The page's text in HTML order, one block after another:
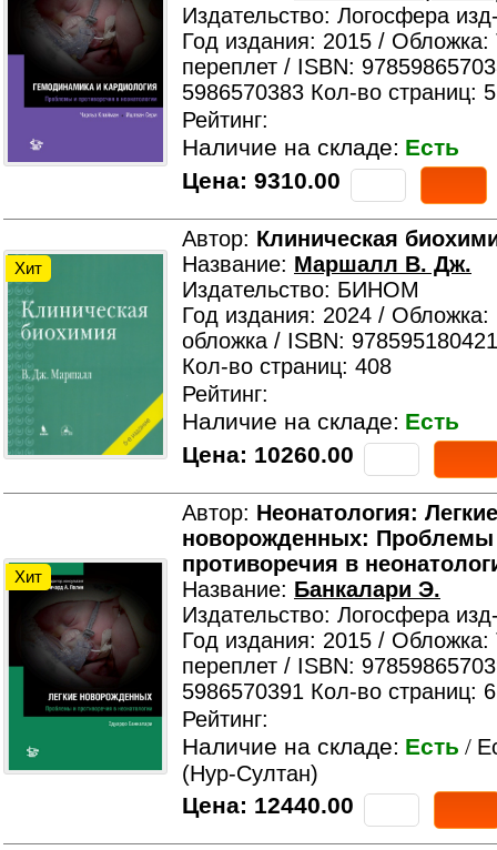
Издательство: Логосфера
Год издания: 2015 /
переплет / ISBN:
5986570383 Кол-во страниц:
Рейтинг:
Наличие на складе: Есть
Цена: 9310.00
Хит
Автор: Клиническая
Название: Маршалл В. Дж.
Издательство: БИНОМ
Год издания: 2024 / Обложка:
обложка / ISBN:
Кол-во страниц: 408
Рейтинг:
Наличие на складе: Есть
Цена: 10260.00
Хит
Автор: Неонатология: Легкие
новорожденных: Проблемы
противоречия в
Название: Банкалари Э.
Издательство: Логосфера
Год издания: 2015 /
переплет / ISBN:
5986570391 Кол-во страниц:
Рейтинг:
Наличие на складе: Есть /
(Нур-Султан)
Цена: 12440.00